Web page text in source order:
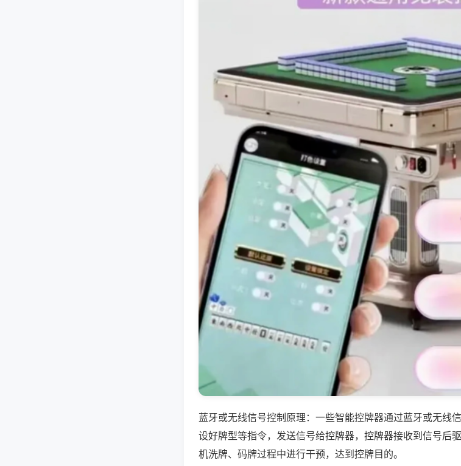
蓝牙或无线信号控制原理：一些智能控牌器通过蓝牙或无线
设好牌型等指令，发送信号给控牌器，控牌器接收到信号后
机洗牌、码牌过程中进行干预，达到控牌目的。